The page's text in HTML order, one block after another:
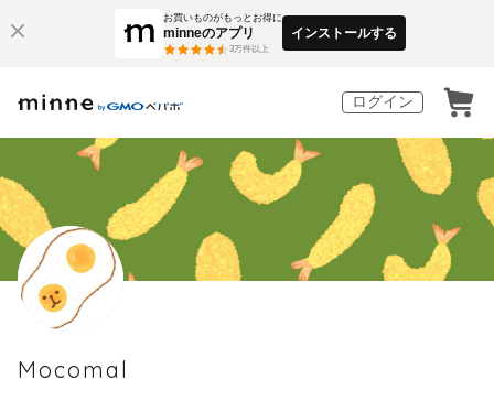
お買いものがもっとお得に
minneのアプリ
3万件以上
インストールする
ログイン
Mocomal